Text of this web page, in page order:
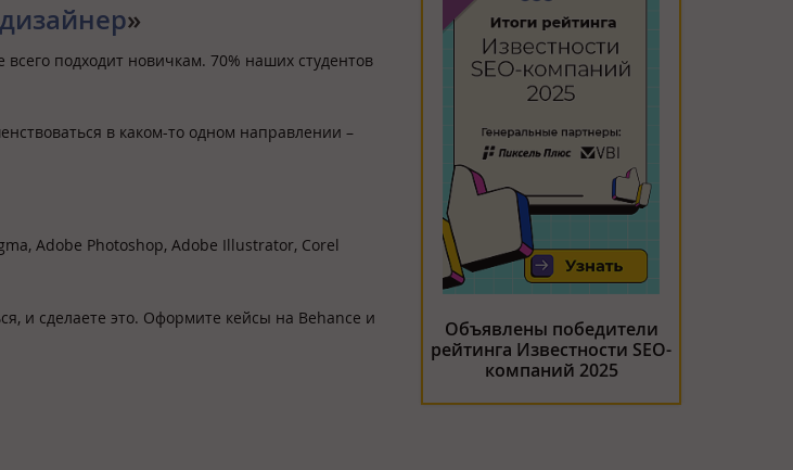
»
подходит новичкам. 70% наших студентов
в каком-то одном направлении –
Adobe Photoshop, Adobe Illustrator, Corel
и сделаете это. Оформите кейсы на Behance и
Объявлены победители
рейтинга Известности SEO-
компаний 2025